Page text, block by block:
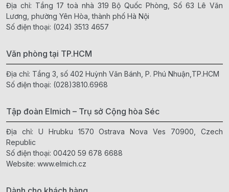
Địa chỉ: Tầng 17 toà nhà 319 Bộ Quốc Phòng, Số 63 Lê Văn
Lương, phường Yên Hòa, thành phố Hà Nội
Số điện thoại: (024) 3513 4657
Văn phòng tại TP.HCM
Địa chỉ: Tầng 3, số 402 Huỳnh Văn Bánh, P. Phú Nhuận,TP.HCM
Số điện thoại: (028)3810.6968
Tập đoàn Elmich – Trụ sở Cộng hòa Séc
Địa chỉ: U Hrubku 1570 Ostrava Nova Ves 70900, Czech
Republic
Số điện thoại: 00420 59 678 6688
Website: www.elmich.cz